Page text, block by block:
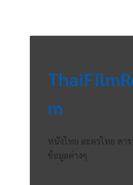
m
หนังไทย ละครไทย ดา
ข้อมูลต่างๆ